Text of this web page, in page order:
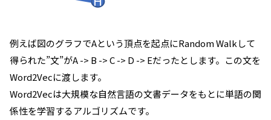
例えば図のグラフでAという頂点を起点にRandom Walkして
得られた”文”がA -> B -> C -> D -> Eだったとします。この文を
Word2Vecに渡します。
Word2Vecは大規模な自然言語の文書データをもとに単語の関
係性を学習するアルゴリズムです。